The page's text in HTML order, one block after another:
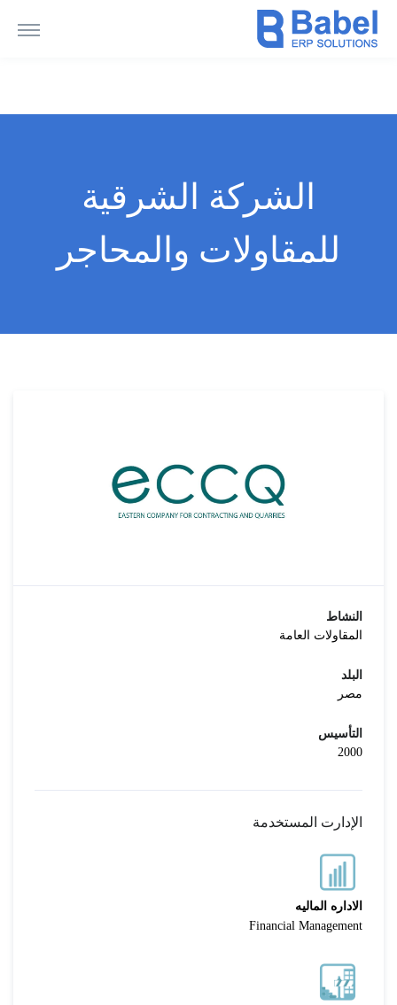
الشركة الشرقية
للمقاولات والمحاجر
النشاط
المقاولات العامة
البلد
مصر
التأسيس
2000
الإدارت المستخدمة
الاداره الماليه
Financial Management